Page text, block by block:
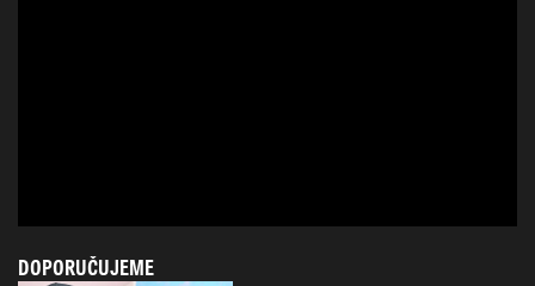
DOPORUČUJEME